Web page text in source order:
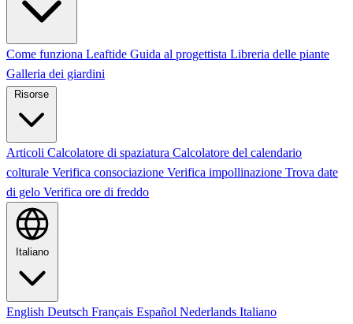
Come funziona Leaftide Guida al progettista Libreria delle piante
Galleria dei giardini
Risorse
Articoli Calcolatore di spaziatura Calcolatore del calendario
colturale Verifica consociazione Verifica impollinazione Trova date
di gelo Verifica ore di freddo
Italiano
English Deutsch Français Español Nederlands Italiano